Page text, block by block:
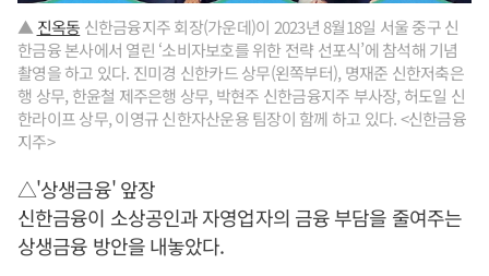
▲ 진옥동 신한금융지주 회장(가운데)이 2023년 8월18일 서울 중구 신
한금융 본사에서 열린 ‘소비자보호를 위한 전략 선포식’에 참석해 기념
촬영을 하고 있다. 진미경 신한카드 상무(왼쪽부터), 명재준 신한저축은
행 상무, 한윤철 제주은행 상무, 박현주 신한금융지주 부사장, 허도일 신
한라이프 상무, 이영규 신한자산운용 팀장이 함께 하고 있다. <신한금융
지주>
△'상생금융' 앞장
신한금융이 소상공인과 자영업자의 금융 부담을 줄여주는
상생금융 방안을 내놓았다.